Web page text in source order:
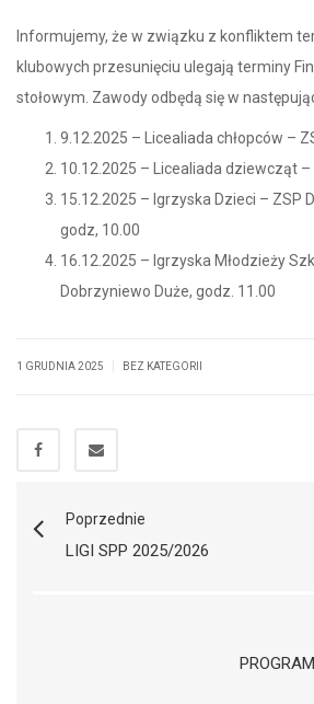
Informujemy, że w związku z konfliktem
klubowych przesunięciu ulegają terminy
stołowym. Zawody odbędą się w
9.12.2025 – Licealiada chłopców –
10.12.2025 – Licealiada dziewcząt –
15.12.2025 – Igrzyska Dzieci – ZSP
godz, 10.00
16.12.2025 – Igrzyska Młodzieży
Dobrzyniewo Duże, godz. 11.00
1 GRUDNIA 2025 BEZ KATEGORII
Poprzednie
LIGI SPP 2025/2026